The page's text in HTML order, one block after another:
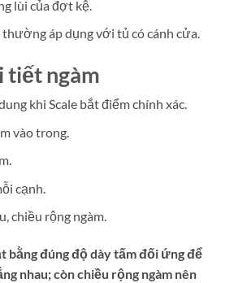
lùi của đợt kệ.
áp dụng với tủ có cánh cửa.
tiết ngàm
khi Scale bắt điểm chính xác.
vào trong.
cạnh.
chiều rộng ngàm.
bằng đúng độ dày tấm đối ứng để
nhau; còn chiều rộng ngàm nên